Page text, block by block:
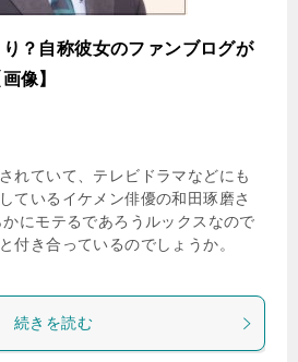
？自称彼女のファンブログが
像】
れていて、テレビドラマなどにも
ているイケメン俳優の和田琢磨さ
にモテるであろうルックスなので
付き合っているのでしょうか。
続きを読む